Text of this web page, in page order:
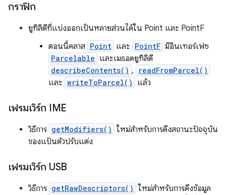
กราฟิก
ยูทิลิตีที่แบ่งออกเป็นหลายส่วนได้ใน Point และ PointF
ตอนนี้คลาส Point และ PointF มีอินเทอร์เฟซ
Parcelable และเมธอดยูทิลิตี
describeContents() , readFromParcel()
และ writeToParcel() แล้ว
เฟรมเวิร์ก IME
วิธีการ getModifiers() ใหม่สำหรับการดึงสถานะปัจจุบัน
ของแป้นตัวปรับแต่ง
เฟรมเวิร์ก USB
วิธีการ getRawDescriptors() ใหม่สำหรับการดึงข้อมูล